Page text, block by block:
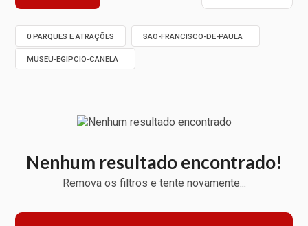
0 PARQUES E ATRAÇÕES SAO-FRANCISCO-DE-PAULA
MUSEU-EGIPCIO-CANELA
Nenhum resultado encontrado!
Remova os filtros e tente novamente...